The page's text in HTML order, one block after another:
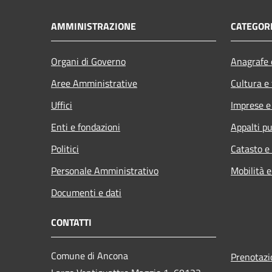
AMMINISTRAZIONE
Organi di Governo
Aree Amministrative
Uffici
Enti e fondazioni
Politici
Personale Amministrativo
Documenti e dati
Cultura
Imprese
Appalti
Catasto
Mobilità
CONTATTI
Comune di Ancona